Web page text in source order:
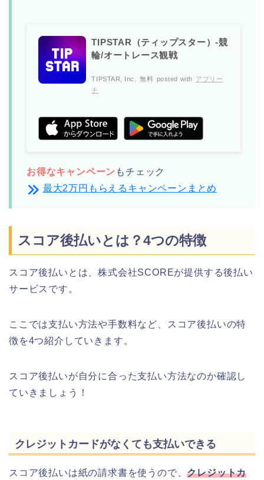
TIPSTAR（ティップスター）-競
輪/オートレース観戦
TIPSTAR, Inc. 無料 posted with アプリー
チ
お得なキャンペーン もチェック
最大2万円もらえるキャンペーンまとめ
スコア後払いとは？4つの特徴
スコア後払いとは、株式会社SCOREが提供する後払い
サービスです。
ここでは支払い方法や手数料など、スコア後払いの特
徴を4つ紹介していきます。
スコア後払いが自分に合った支払い方法なのか確認し
ていきましょう！
クレジットカードがなくても支払いできる
スコア後払いは紙の請求書を使うので、クレジットカ